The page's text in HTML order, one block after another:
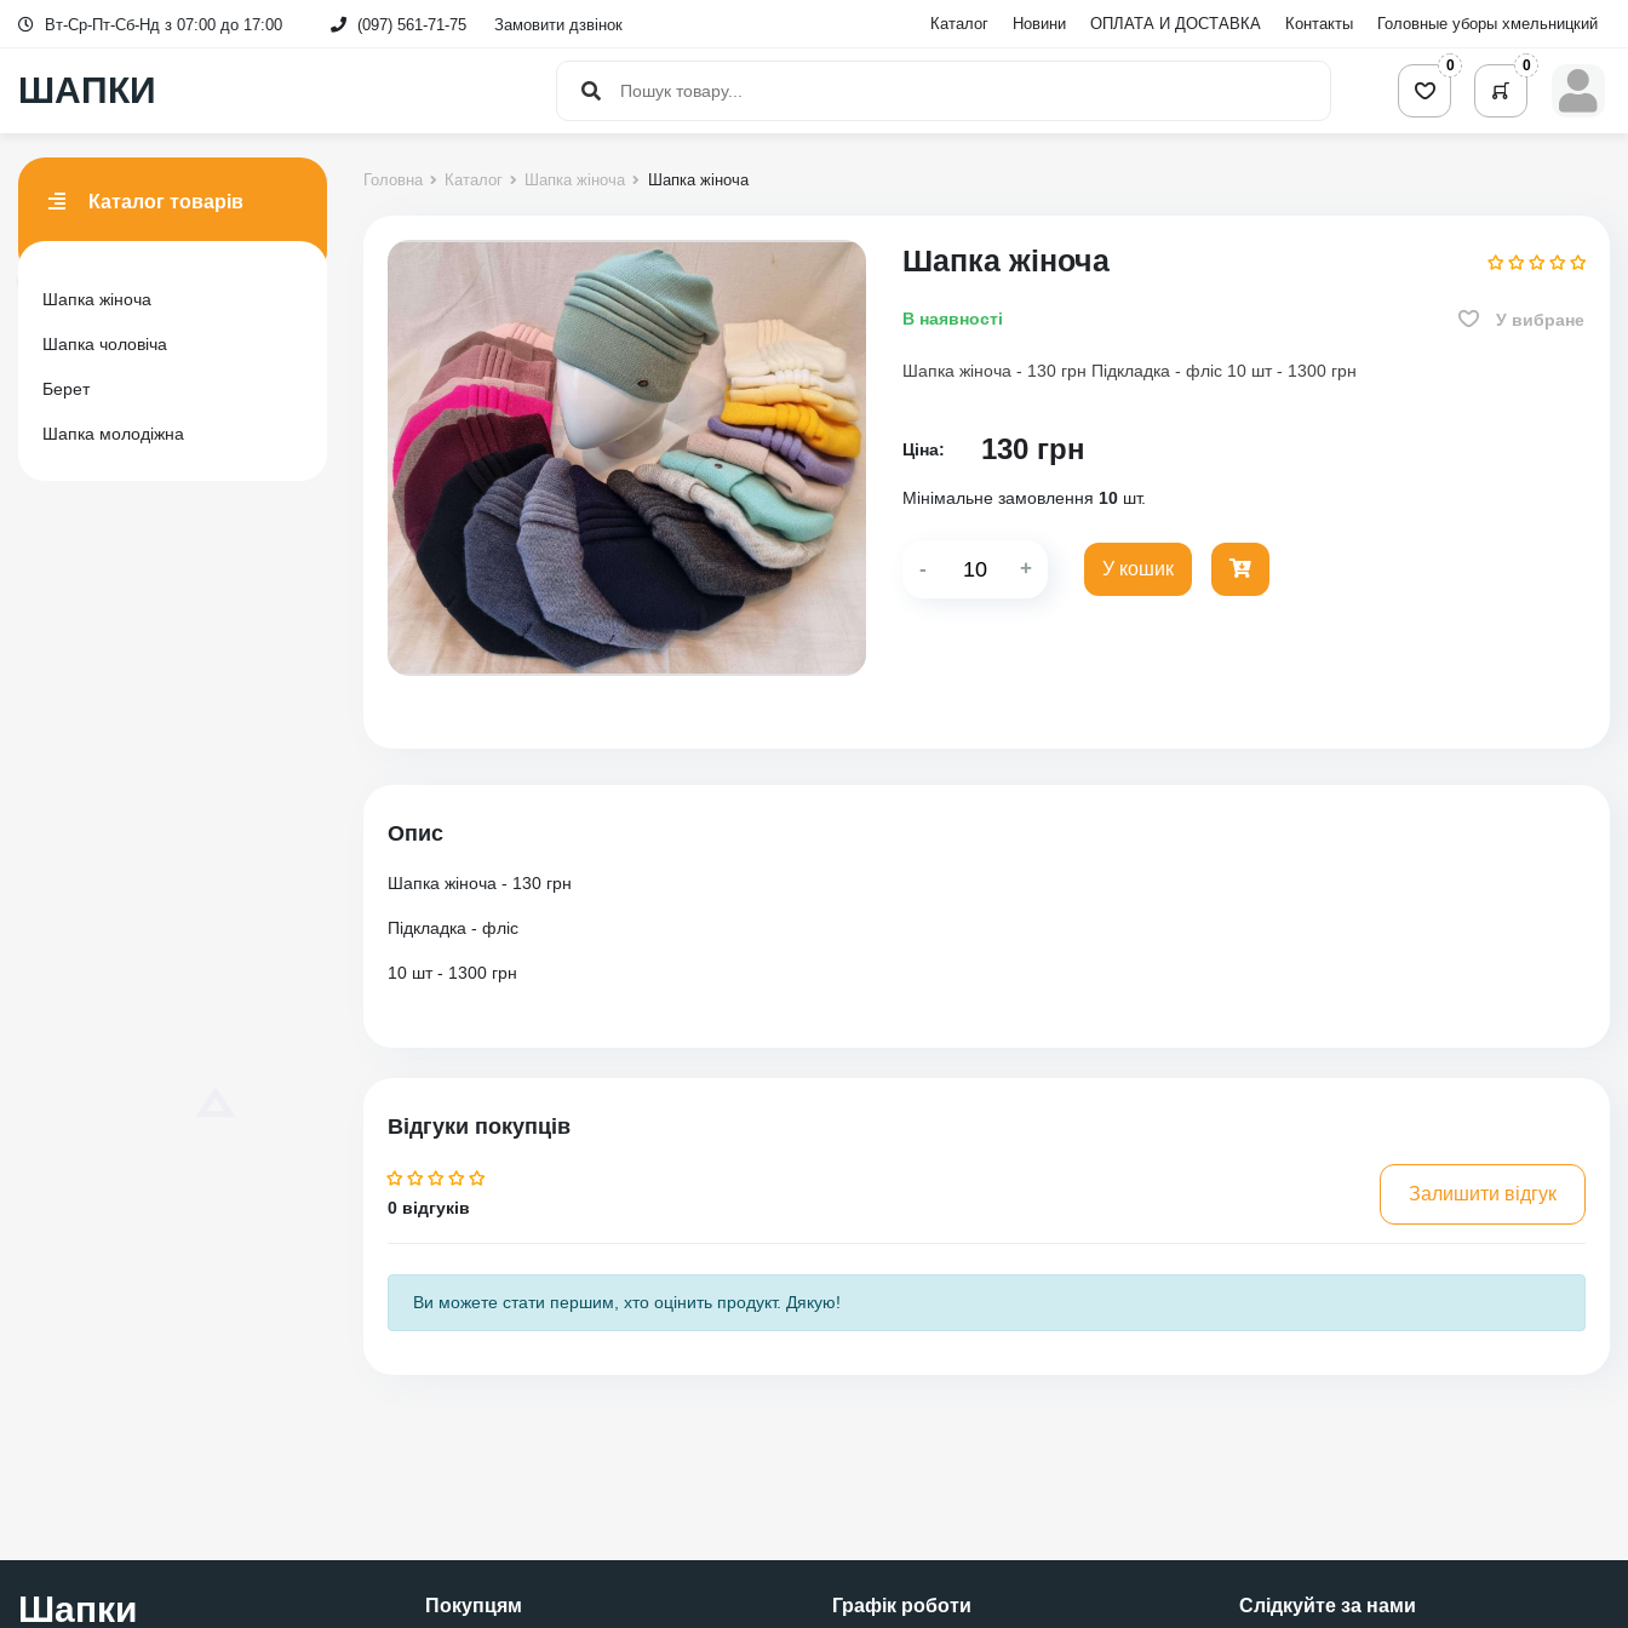
Вт-Ср-Пт-Сб-Нд з 07:00 до 17:00 (097) 561-71-75 Замовити дзвінок Каталог Новини ОПЛАТА И ДОСТАВКА Контакты Головные уборы хмельницкий
ШАПКИ
0 0
Каталог товарів
Шапка жіноча
Шапка чоловіча
Берет
Шапка молодіжна
Головна Каталог Шапка жіноча Шапка жіноча
Шапка жіноча
В наявності У вибране
Шапка жіноча - 130 грн Підкладка - фліс 10 шт - 1300 грн
Ціна: 130 грн
Мінімальне замовлення 10шт.
- + У кошик
Опис
Шапка жіноча - 130 грн
Підкладка - фліс
10 шт - 1300 грн
Відгуки покупців
0 відгуків
Залишити відгук
Ви можете стати першим, хто оцінить продукт. Дякую!
Шапки Покупцям Графік роботи Слідкуйте за нами